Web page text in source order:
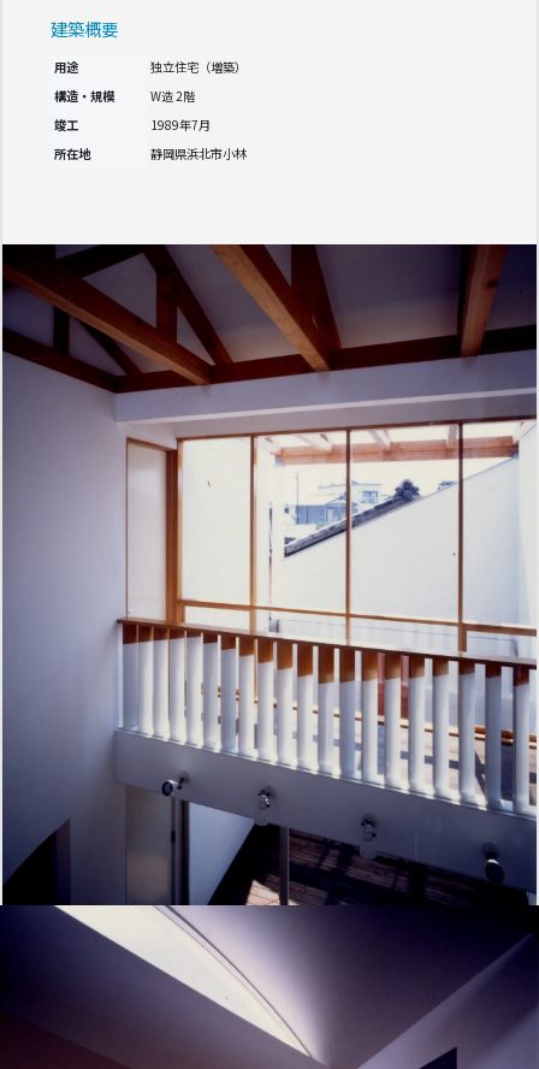
建築概要
用途
独立住宅（増築）
構造・規模
W造 2階
竣工
1989年7月
所在地
静岡県浜北市小林